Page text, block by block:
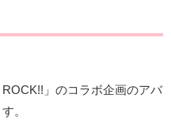
」のコラボ企画のアバ
。